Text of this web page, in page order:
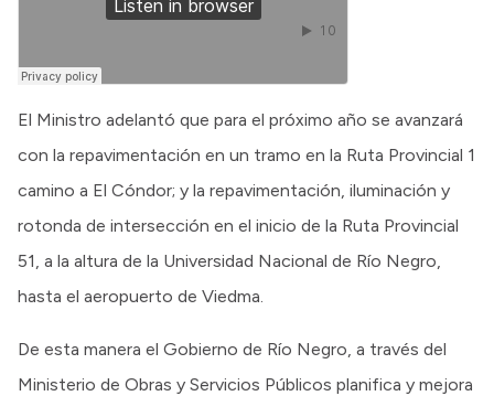
El Ministro adelantó que para el próximo año se avanzará
con la repavimentación en un tramo en la Ruta Provincial 1
camino a El Cóndor; y la repavimentación, iluminación y
rotonda de intersección en el inicio de la Ruta Provincial
51, a la altura de la Universidad Nacional de Río Negro,
hasta el aeropuerto de Viedma.
De esta manera el Gobierno de Río Negro, a través del
Ministerio de Obras y Servicios Públicos planifica y mejora